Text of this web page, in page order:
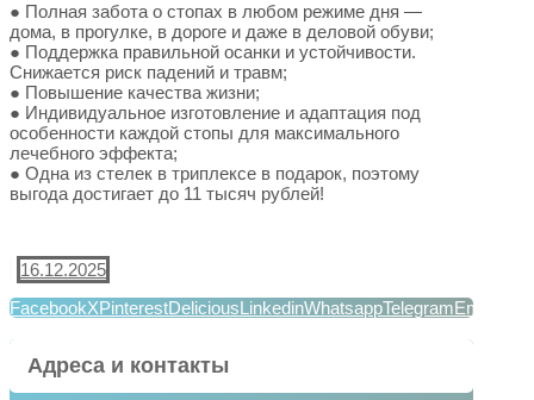
● Полная забота о стопах в любом режиме дня —
дома, в прогулке, в дороге и даже в деловой обуви;
● Поддержка правильной осанки и устойчивости.
Снижается риск падений и травм;
● Повышение качества жизни;
● Индивидуальное изготовление и адаптация под
особенности каждой стопы для максимального
лечебного эффекта;
● Одна из стелек в триплексе в подарок, поэтому
выгода достигает до 11 тысяч рублей!
16.12.2025
FacebookXPinterestDeliciousLinkedinWhatsappTelegramEmail
Адреса и контакты